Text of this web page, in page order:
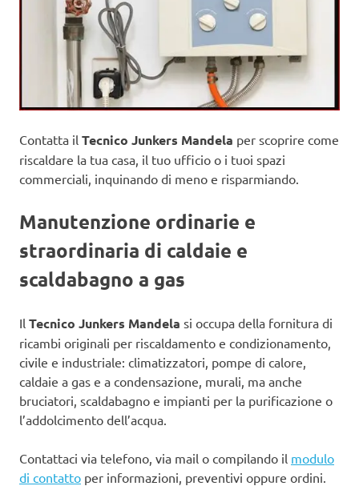
Contatta il Tecnico Junkers Mandela per scoprire come
riscaldare la tua casa, il tuo ufficio o i tuoi spazi
commerciali, inquinando di meno e risparmiando.
Manutenzione ordinarie e
straordinaria di caldaie e
scaldabagno a gas
Il Tecnico Junkers Mandela si occupa della fornitura di
ricambi originali per riscaldamento e condizionamento,
civile e industriale: climatizzatori, pompe di calore,
caldaie a gas e a condensazione, murali, ma anche
bruciatori, scaldabagno e impianti per la purificazione o
l’addolcimento dell’acqua.
Contattaci via telefono, via mail o compilando il modulo
di contatto per informazioni, preventivi oppure ordini.